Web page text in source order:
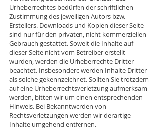
Urheberrechtes bedürfen der schriftlichen
Zustimmung des jeweiligen Autors bzw.
Erstellers. Downloads und Kopien dieser Seite
sind nur für den privaten, nicht kommerziellen
Gebrauch gestattet. Soweit die Inhalte auf
dieser Seite nicht vom Betreiber erstellt
wurden, werden die Urheberrechte Dritter
beachtet. Insbesondere werden Inhalte Dritter
als solche gekennzeichnet. Sollten Sie trotzdem
auf eine Urheberrechtsverletzung aufmerksam
werden, bitten wir um einen entsprechenden
Hinweis. Bei Bekanntwerden von
Rechtsverletzungen werden wir derartige
Inhalte umgehend entfernen.